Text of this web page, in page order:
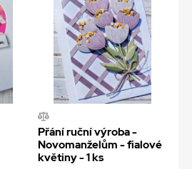
Přání ruční výroba -
Novomanželům - fialové
květiny - 1 ks